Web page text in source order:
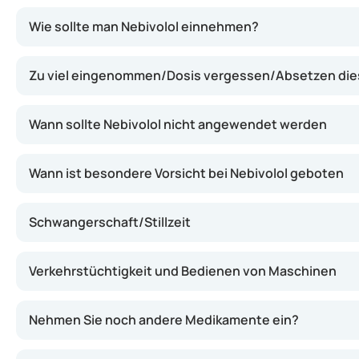
Wie sollte man Nebivolol einnehmen?
Zu viel eingenommen/Dosis vergessen/Absetzen
Wann sollte Nebivolol nicht angewendet werden
Wann ist besondere Vorsicht bei Nebivolol geboten
Schwangerschaft/Stillzeit
Verkehrstüchtigkeit und Bedienen von Maschinen
Nehmen Sie noch andere Medikamente ein?